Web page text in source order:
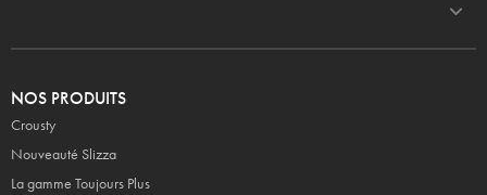
NOS PRODUITS
Crousty
Nouveauté Slizza
La gamme Toujours Plus